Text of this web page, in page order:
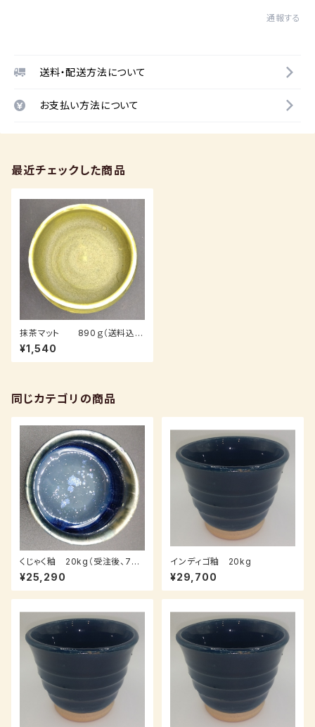
通報する
送料・配送方法について
お支払い方法について
最近チェックした商品
抹茶マット 890ｇ（送料込
み：クロネコパケット、受注後3
～7日後発送）
¥1,540
同じカテゴリの商品
くじゃく釉 20kg（受注後、7～1
4日後発送）
¥25,290
インディゴ釉 20kg
¥29,700